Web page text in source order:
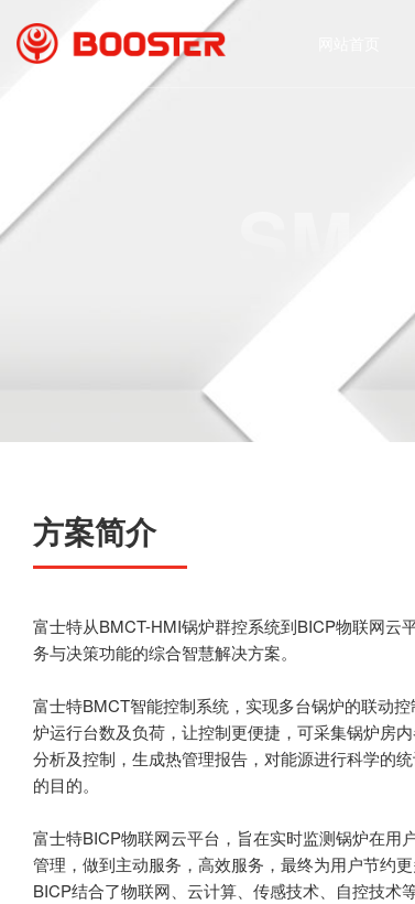
方案简介
富士特从BMCT-HMI锅炉群控系统到BICP物联网云
务与决策功能的综合智慧解决方案。
富士特BMCT智能控制系统，实现多台锅炉的联动
炉运行台数及负荷，让控制更便捷，可采集锅炉房
分析及控制，生成热管理报告，对能源进行科学的
的目的。
富士特BICP物联网云平台，旨在实时监测锅炉在用
管理，做到主动服务，高效服务，最终为用户节约更
BICP结合了物联网、云计算、传感技术、自控技术